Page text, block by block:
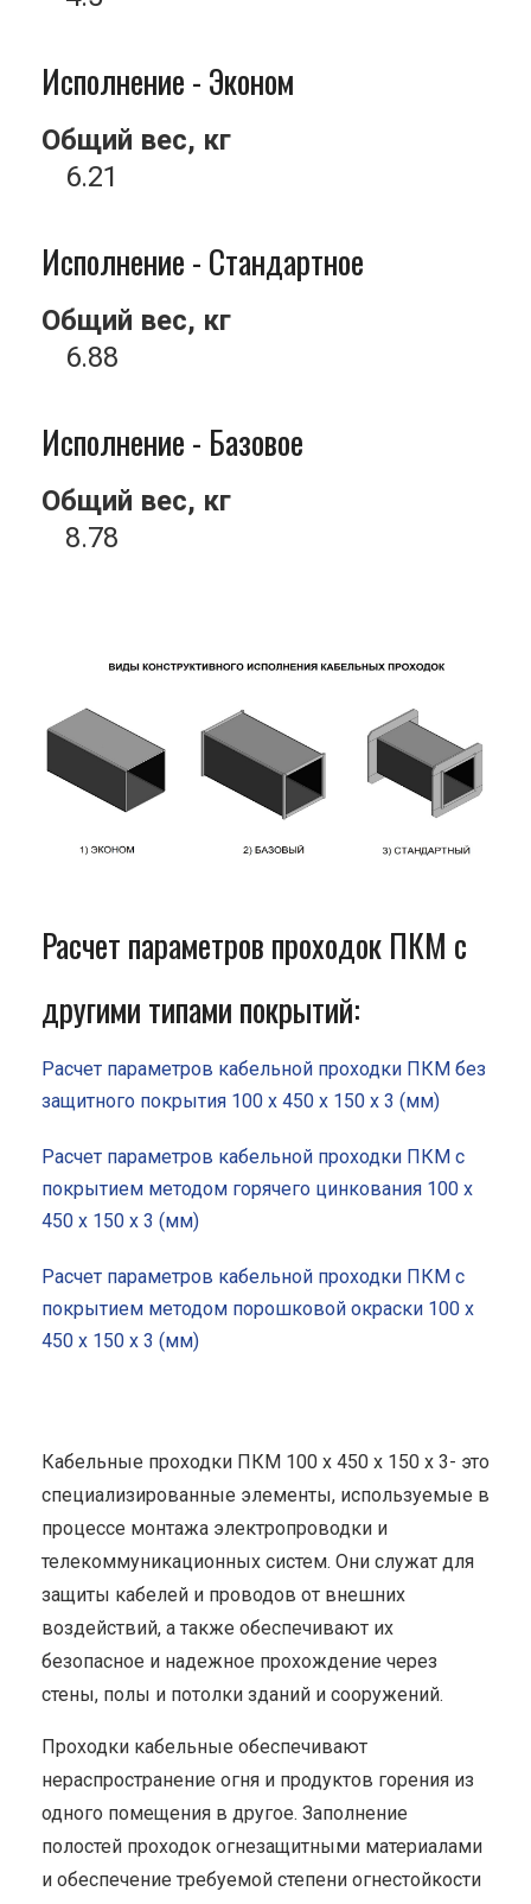
Исполнение - Эконом
Общий вес, кг
6.21
Исполнение - Стандартное
Общий вес, кг
6.88
Исполнение - Базовое
Общий вес, кг
8.78
Расчет параметров проходок ПКМ с
другими типами покрытий:
Расчет параметров кабельной проходки ПКМ без
защитного покрытия 100 x 450 x 150 x 3 (мм)
Расчет параметров кабельной проходки ПКМ с
покрытием методом горячего цинкования 100 x
450 x 150 x 3 (мм)
Расчет параметров кабельной проходки ПКМ с
покрытием методом порошковой окраски 100 x
450 x 150 x 3 (мм)
Кабельные проходки ПКМ 100 x 450 x 150 x 3- это
специализированные элементы, используемые в
процессе монтажа электропроводки и
телекоммуникационных систем. Они служат для
защиты кабелей и проводов от внешних
воздействий, а также обеспечивают их
безопасное и надежное прохождение через
стены, полы и потолки зданий и сооружений.
Проходки кабельные обеспечивают
нераспространение огня и продуктов горения из
одного помещения в другое. Заполнение
полостей проходок огнезащитными материалами
и обеспечение требуемой степени огнестойкости